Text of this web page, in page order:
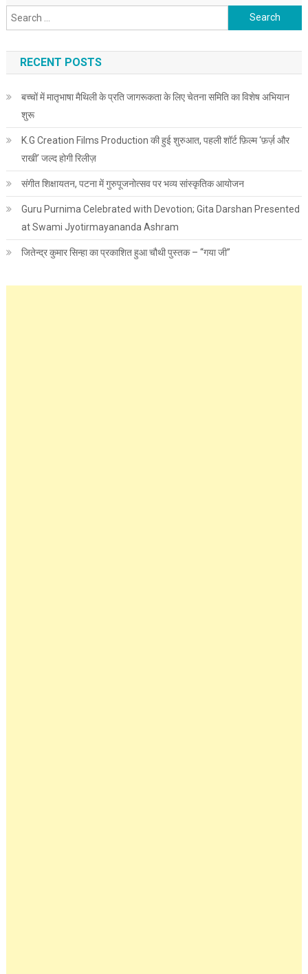
Search for:
RECENT POSTS
बच्चों में मातृभाषा मैथिली के प्रति जागरूकता के लिए चेतना समिति का विशेष अभियान
शुरू
K.G Creation Films Production की हुई शुरुआत, पहली शॉर्ट फ़िल्म ‘फ़र्ज़ और
राखी’ जल्द होगी रिलीज़
संगीत शिक्षायतन, पटना में गुरुपूजनोत्सव पर भव्य सांस्कृतिक आयोजन
Guru Purnima Celebrated with Devotion; Gita Darshan Presented
at Swami Jyotirmayananda Ashram
जितेन्द्र कुमार सिन्हा का प्रकाशित हुआ चौथी पुस्तक – “गया जी”